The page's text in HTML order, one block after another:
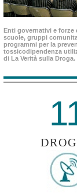
Enti governativi e forze
scuole, gruppi
programmi per la
tossicodipendenza
di La Verità sulla Droga.